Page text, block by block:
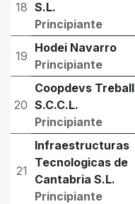
18 S.L.
Principiante
19
Hodei Navarro
Principiante
20
Coopdevs Treball
S.C.C.L.
Principiante
21
Infraestructuras
Tecnologicas de
Cantabria S.L.
Principiante